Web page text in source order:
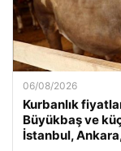
06/08/2026
Kurbanlık
Büyükbaş ve
İstanbul,